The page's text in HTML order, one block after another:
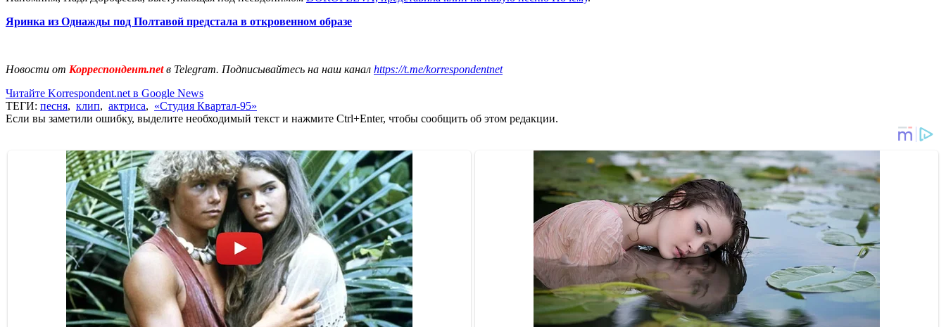
Яринка из Однажды под Полтавой предстала в откровенном образе
Новости от Корреспондент.netв Telegram. Подписывайтесь на наш канал https://t.me/korrespondentnet
Читайте Korrespondent.net в Google News
ТЕГИ: песня, клип, актриса, «Студия Квартал-95»
Если вы заметили ошибку, выделите необходимый текст и нажмите Ctrl+Enter, чтобы сообщить об этом редакции.